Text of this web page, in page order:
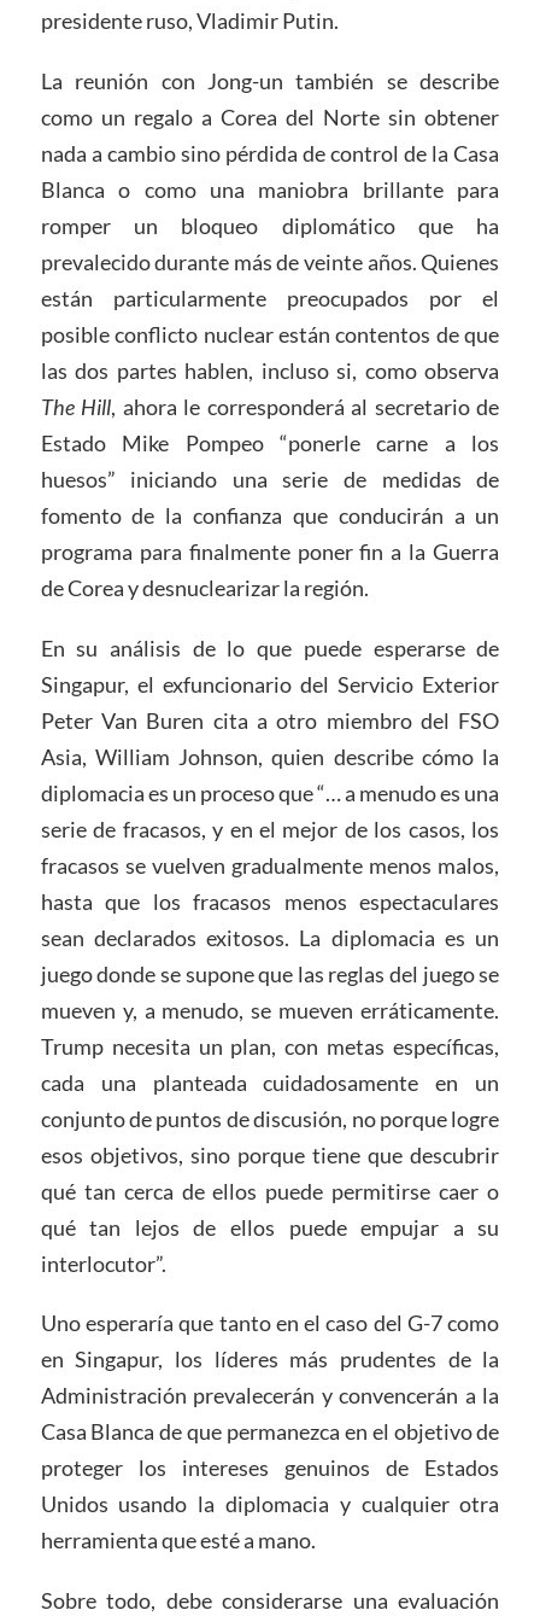
presidente ruso, Vladimir Putin.
La reunión con Jong-un también se describe
como un regalo a Corea del Norte sin obtener
nada a cambio sino pérdida de control de la Casa
Blanca o como una maniobra brillante para
romper un bloqueo diplomático que ha
prevalecido durante más de veinte años. Quienes
están particularmente preocupados por el
posible conflicto nuclear están contentos de que
las dos partes hablen, incluso si, como observa
The Hill, ahora le corresponderá al secretario de
Estado Mike Pompeo “ponerle carne a los
huesos” iniciando una serie de medidas de
fomento de la confianza que conducirán a un
programa para finalmente poner fin a la Guerra
de Corea y desnuclearizar la región.
En su análisis de lo que puede esperarse de
Singapur, el exfuncionario del Servicio Exterior
Peter Van Buren cita a otro miembro del FSO
Asia, William Johnson, quien describe cómo la
diplomacia es un proceso que “… a menudo es una
serie de fracasos, y en el mejor de los casos, los
fracasos se vuelven gradualmente menos malos,
hasta que los fracasos menos espectaculares
sean declarados exitosos. La diplomacia es un
juego donde se supone que las reglas del juego se
mueven y, a menudo, se mueven erráticamente.
Trump necesita un plan, con metas específicas,
cada una planteada cuidadosamente en un
conjunto de puntos de discusión, no porque logre
esos objetivos, sino porque tiene que descubrir
qué tan cerca de ellos puede permitirse caer o
qué tan lejos de ellos puede empujar a su
interlocutor”.
Uno esperaría que tanto en el caso del G-7 como
en Singapur, los líderes más prudentes de la
Administración prevalecerán y convencerán a la
Casa Blanca de que permanezca en el objetivo de
proteger los intereses genuinos de Estados
Unidos usando la diplomacia y cualquier otra
herramienta que esté a mano.
Sobre todo, debe considerarse una evaluación